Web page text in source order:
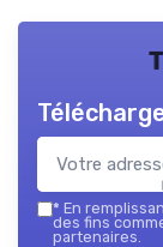
* En
des fins
partenaires.